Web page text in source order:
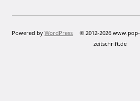
Powered by WordPress
© 2012-2026 www.pop-
zeitschrift.de